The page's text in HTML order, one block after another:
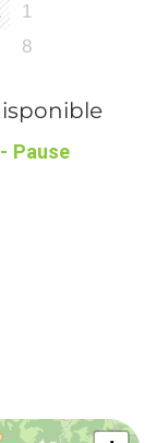
1
8
Pause